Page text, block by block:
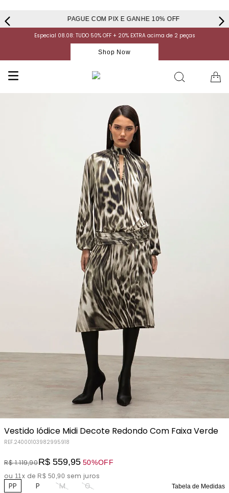
PAGUE COM PIX E GANHE 10% OFF
Especial 08.08: TUDO 50% OFF + 20% EXTRA acima de 2 peças
Shop Now
Vestido Iódice Midi Decote Redondo Com Faixa Verde
REF.24000103982995918
R$ 1.119,90R$ 559,95 50%OFF
ou 11x de R$ 50,90 sem juros
PP P M G Tabela de Medidas